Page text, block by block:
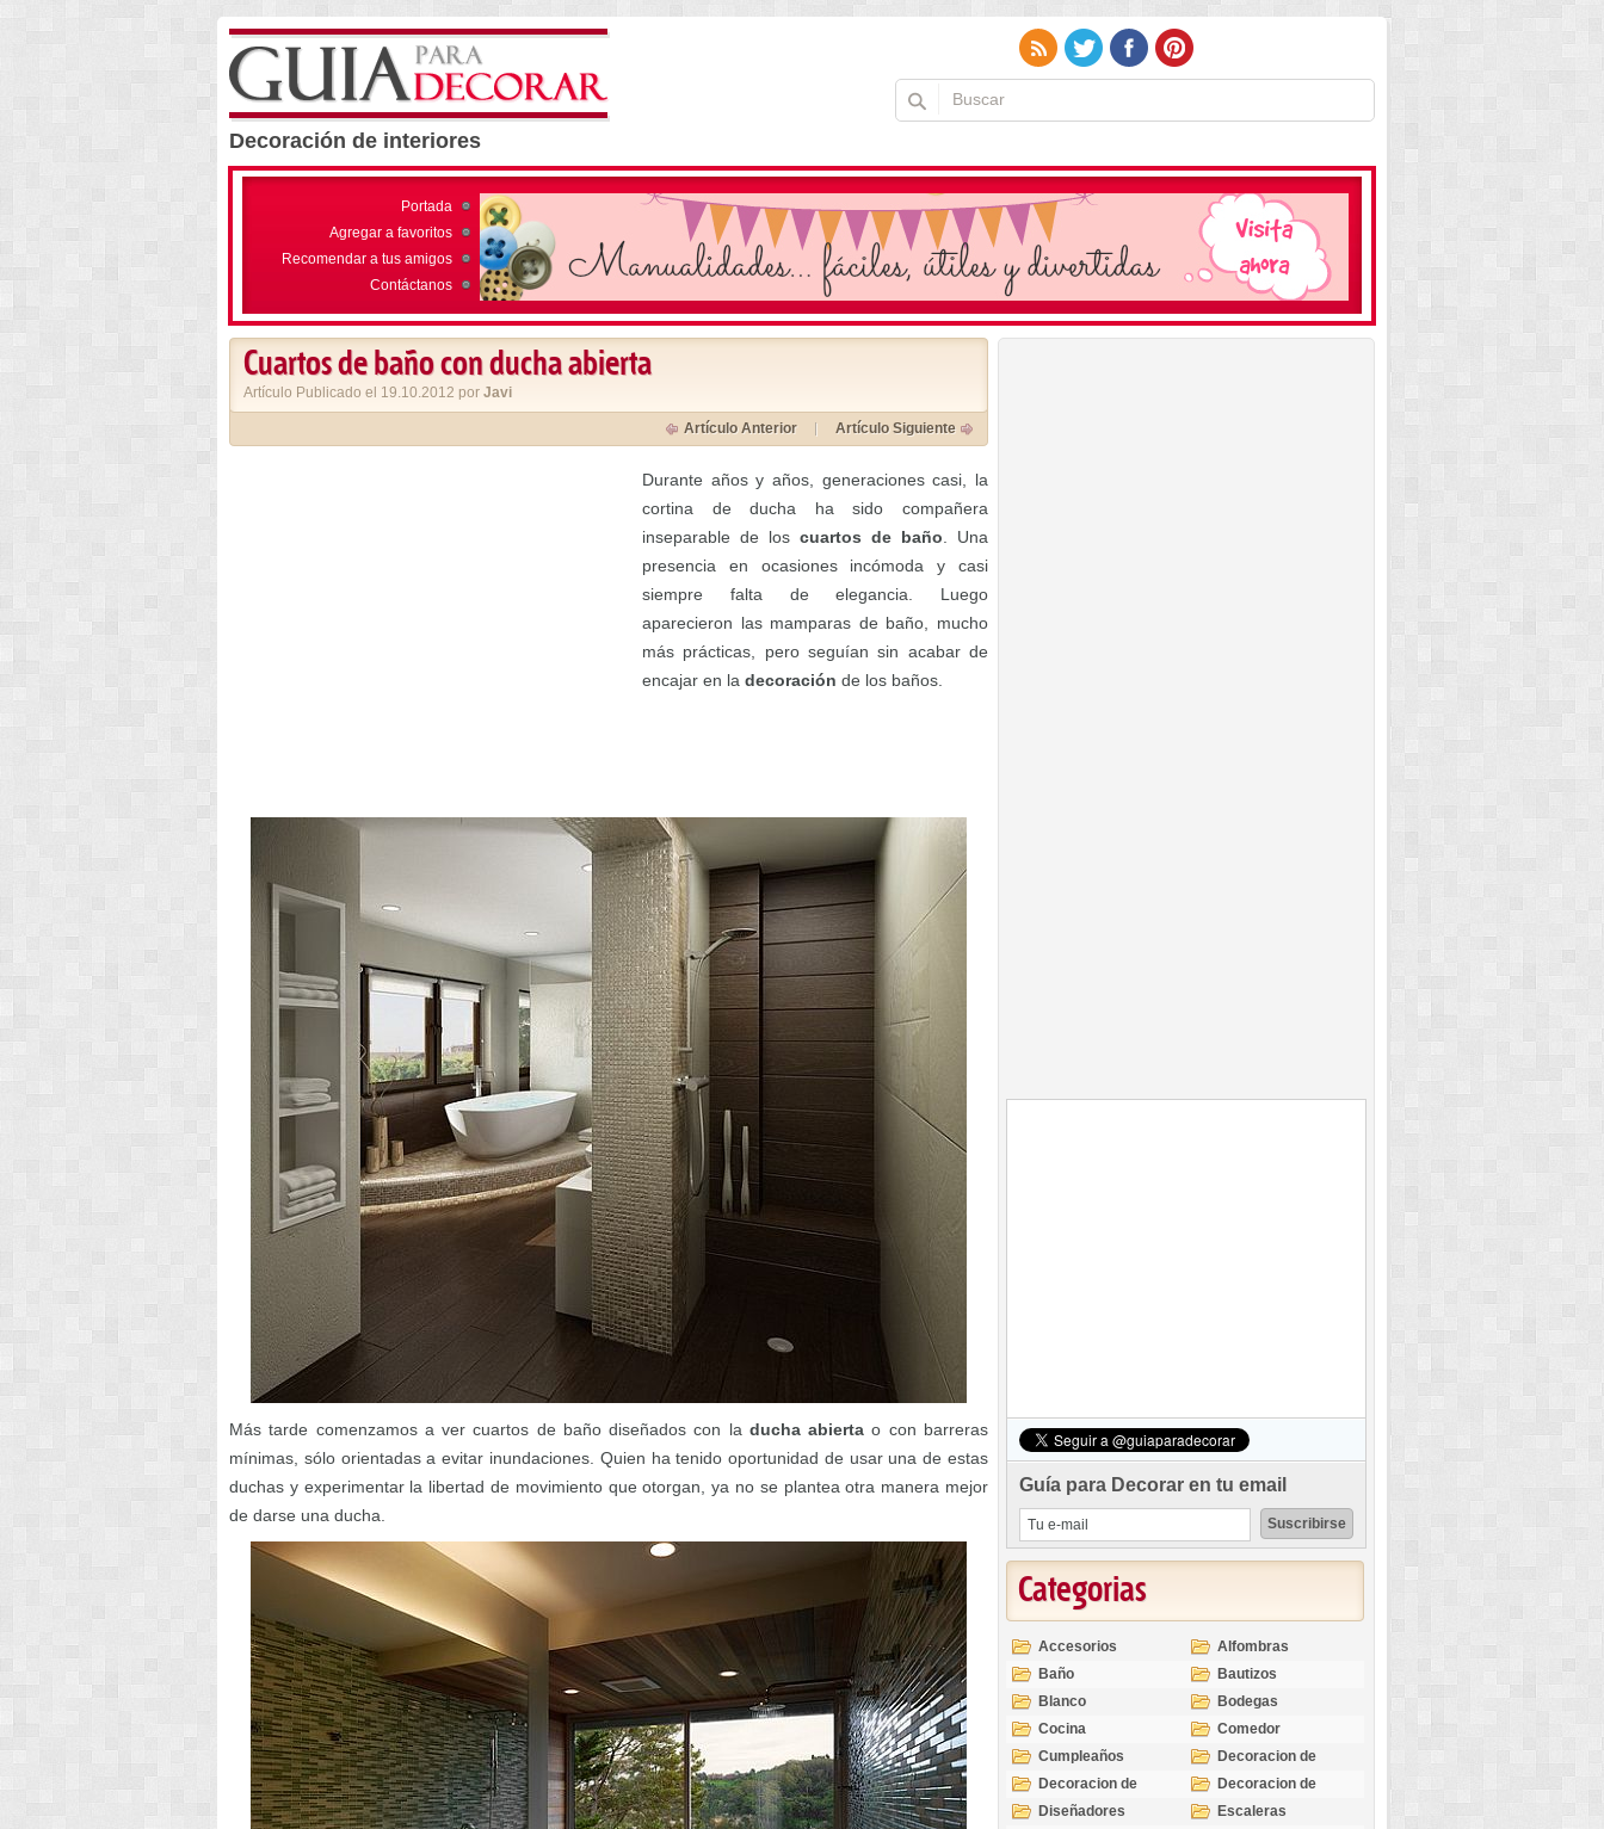
Decoración de interiores
Portada
Agregar a favoritos
Recomendar a tus amigos
Contáctanos
Cuartos de baño con ducha abierta
Artículo Publicado el 19.10.2012 por Javi
Artículo Anterior Artículo Siguiente
Durante años y años, generaciones casi, la
cortina de ducha ha sido compañera
inseparable de los cuartos de baño . Una
presencia en ocasiones incómoda y casi
siempre falta de elegancia. Luego
aparecieron las mamparas de baño, mucho
más prácticas, pero seguían sin acabar de
encajar en la decoración de los baños.
Más tarde comenzamos a ver cuartos de baño diseñados con la ducha abierta o con barreras
mínimas, sólo orientadas a evitar inundaciones. Quien ha tenido oportunidad de usar una de estas
duchas y experimentar la libertad de movimiento que otorgan, ya no se plantea otra manera mejor
de darse una ducha.
Guía para Decorar en tu email
Categorias
Accesorios
Alfombras
Baño
Bautizos
Blanco
Bodegas
Cocina
Comedor
Cumpleaños
Decoracion de
Exteriores
Decoracion de
Interiores
Decoracion de
Ocasiones
Diseñadores
Escaleras